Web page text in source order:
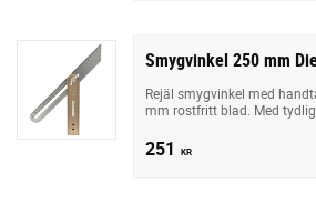
Smygvinkel 250 mm
Rejäl smygvinkel med
mm rostfritt blad. Med tydlig
251 KR